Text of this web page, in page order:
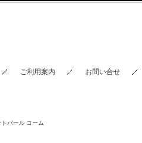
ご利用案内 お問い合せ
トパール コーム